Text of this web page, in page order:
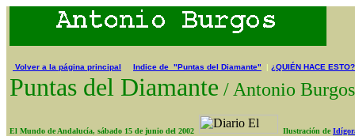
Volver a la página principal Indice de "Puntas del Diamante" | ¿QUIÉN HACE ESTO?
Puntas del Diamante / Antonio
El Mundo de Andalucía, sábado 15 de junio del 2002 Ilustración de